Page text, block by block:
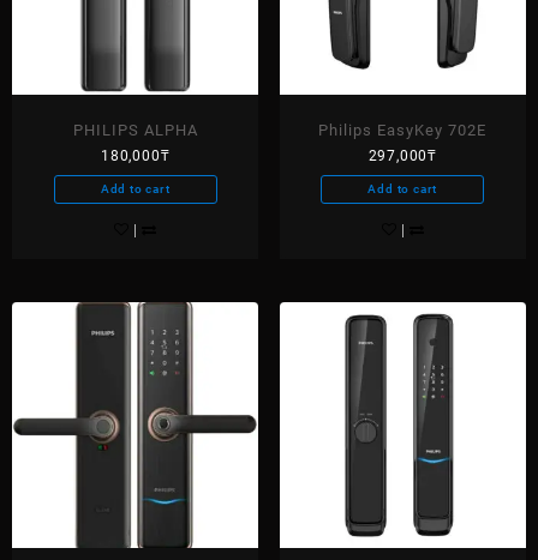
PHILIPS ALPHA
180,000₸
Add to cart
Philips EasyKey 702E
297,000₸
Add to cart